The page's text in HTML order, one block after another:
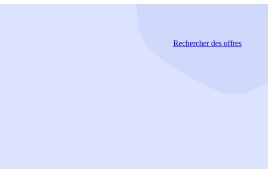
Rechercherdes offres